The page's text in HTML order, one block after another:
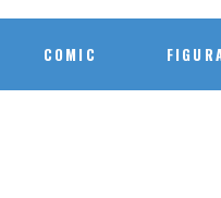
COMIC